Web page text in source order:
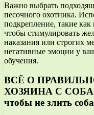
Важно выбрать
песочного охотника.
подкрепление, такие как
чтобы стимулировать
наказания или строгих
негативные эмоции у
обучения.
ВСЁ О
ХОЗЯИНА С
чтобы не злить